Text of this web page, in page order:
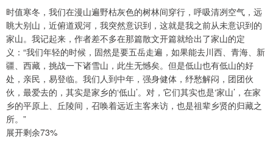
时值寒冬，我们在漫山遍野枯灰色的树林间穿行，呼吸清冽空气，远
眺大别山，近俯道观河，我突然意识到，这就是我之前从未意识到的
家山。我记起来，作者差不多在那篇散文开篇就给出了家山的定
义：“我们年轻的时候，固然是要五岳走遍，如果能去川西、青海、新
疆、西藏，挑战一下诸雪山，此生无憾矣。但是低山也有低山的好
处，亲民，易登临。我们人到中年，强身健体，纾愁解闷，团团伙
伙，最爱去的，其实是家乡的‘低山’。对，它们其实也是‘家山’，在家
乡的平原上、丘陵间，召唤着远近主客来访，也是祖辈乡贤的归藏之
所。”
展开剩余73%